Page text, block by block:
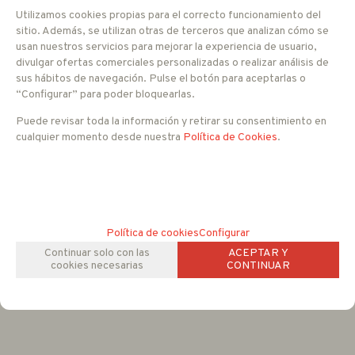
Lente
2.8 a 12 mm
Sensibilidad
0.01 Lux / F1.2
DNR
2D / 3D
Número de LEDs
36 unidades
Alcance
25 - 35 metros
Resolución
WDR
Digital
Alimentación
FAMILIAS RELACIONADAS
Utilizamos cookies propias para el correcto funcionamiento del
sitio. Además, se utilizan otras de terceros que analizan cómo se
usan nuestros servicios para mejorar la experiencia de usuario,
divulgar ofertas comerciales personalizadas o realizar análisis de
sus hábitos de navegación. Pulse el botón para aceptarlas o
“Configurar” para poder bloquearlas.
Puede revisar toda la información y retirar su consentimiento en
cualquier momento desde nuestra Política de Cookies.
Política de cookiesConfigurar
Continuar solo con las
cookies necesarias
ACEPTAR Y
CONTINUAR